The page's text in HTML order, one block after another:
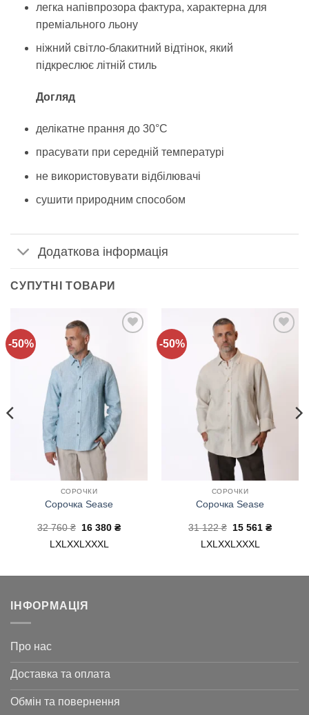
легка напівпрозора фактура, характерна для
преміального льону
ніжний світло-блакитний відтінок, який
підкреслює літній стиль
Догляд
делікатне прання до 30°C
прасувати при середній температурі
не використовувати відбілювачі
сушити природним способом
Додаткова інформація
СУПУТНІ ТОВАРИ
-50%
бажань!
СОРОЧКИ
Сорочка Sease
32 760₴
Оригінальна
32
16 380₴Поточна
LXLXXLXXXL
-50%
бажань!
СОРОЧКИ
Сорочка Sease
31 122₴
Оригінальна
31
15 561₴Поточна
LXLXXLXXXL
ІНФОРМАЦІЯ
Про нас
Доставка та оплата
Обмін та повернення